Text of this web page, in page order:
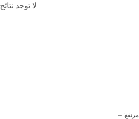
لا توجد نتائج
مرتفع: --